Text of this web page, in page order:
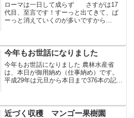
ローマは一日して成らず さすがは17
代目、至言です！すーっと出てきて、ぱ
ーっと消えていくのが多いですから
んからR...
今年もお世話になりました
今年もお世話になりました 農林水産省
は、本日が御用納め（仕事納め）です。
平成29年は元旦から本日まで376本の記事
の提供などにご協力いただいた全国の自
治体や団体、企業...
近づく収穫 マンゴー果樹園